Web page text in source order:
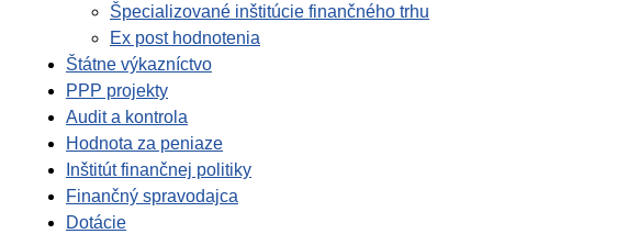
Špecializované inštitúcie finančného trhu
Ex post hodnotenia
Štátne výkazníctvo
PPP projekty
Audit a kontrola
Hodnota za peniaze
Inštitút finančnej politiky
Finančný spravodajca
Dotácie